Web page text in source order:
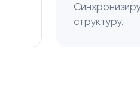
структуру.